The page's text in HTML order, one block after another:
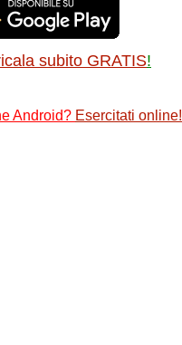
subito GRATIS!
Android? Esercitati online!